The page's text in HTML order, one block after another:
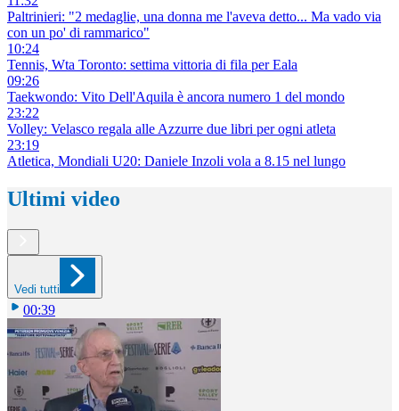
Paltrinieri: "2 medaglie, una donna me l'aveva detto... Ma vado via
con un po' di rammarico"
10:24
Tennis, Wta Toronto: settima vittoria di fila per Eala
09:26
Taekwondo: Vito Dell'Aquila è ancora numero 1 del mondo
23:22
Volley: Velasco regala alle Azzurre due libri per ogni atleta
23:19
Atletica, Mondiali U20: Daniele Inzoli vola a 8.15 nel lungo
Ultimi video
Vedi tutti
00:39